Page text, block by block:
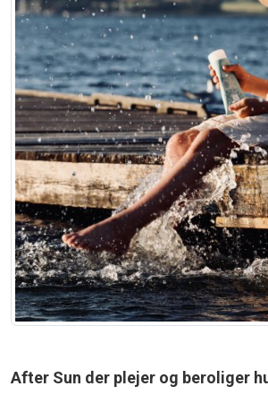
After Sun der plejer og beroliger